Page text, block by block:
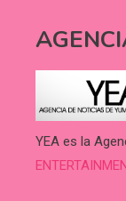
YEA es la